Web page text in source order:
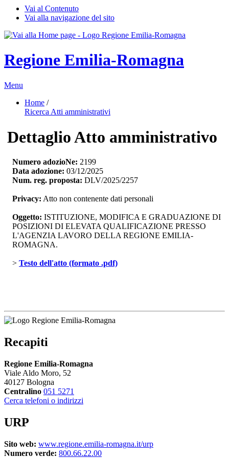
Vai al Contenuto
Vai alla navigazione del sito
Regione Emilia-Romagna
Menu
Home /
Ricerca Atti amministrativi
Dettaglio Atto amministrativo
Numero adozioNe: 2199
Data adozione: 03/12/2025
Num. reg. proposta: DLV/2025/2257
Privacy: Atto non contenente dati personali
Oggetto: ISTITUZIONE, MODIFICA E GRADUAZIONE DI
POSIZIONI DI ELEVATA QUALIFICAZIONE PRESSO
L'AGENZIA LAVORO DELLA REGIONE EMILIA-
ROMAGNA.
> Testo dell'atto (formato .pdf)
Recapiti
Regione Emilia-Romagna
Viale Aldo Moro, 52
40127 Bologna
Centralino 051 5271
Cerca telefoni o indirizzi
URP
Sito web: www.regione.emilia-romagna.it/urp
Numero verde: 800.66.22.00